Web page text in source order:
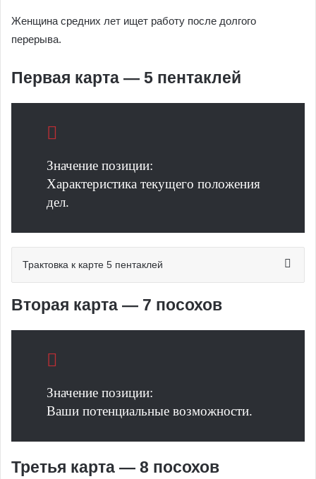
Женщина средних лет ищет работу после долгого
перерыва.
Первая карта — 5 пентаклей
Значение позиции:
Характеристика текущего положения
дел.
Трактовка к карте 5 пентаклей
Вторая карта — 7 посохов
Значение позиции:
Ваши потенциальные возможности.
Третья карта — 8 посохов